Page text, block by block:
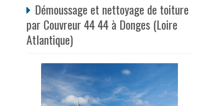
Démoussage et nettoyage de toiture
par Couvreur 44 44 à Donges (Loire
Atlantique)